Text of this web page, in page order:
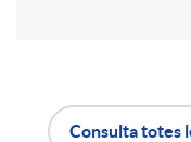
Consulta totes